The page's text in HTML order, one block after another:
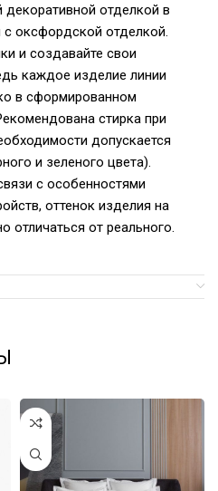
декоративной отделкой в
с оксфордской отделкой.
и создавайте свои
каждое изделие линии
в сформированном
стирка при
допускается
и зеленого цвета).
с особенностями
оттенок изделия на
отличаться от реального.